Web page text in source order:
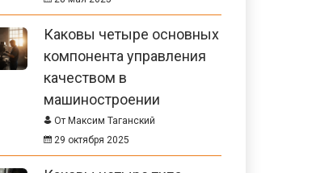
Каковы четыре основных
компонента управления
качеством в
машиностроении
От Максим Таганский
29 октября 2025